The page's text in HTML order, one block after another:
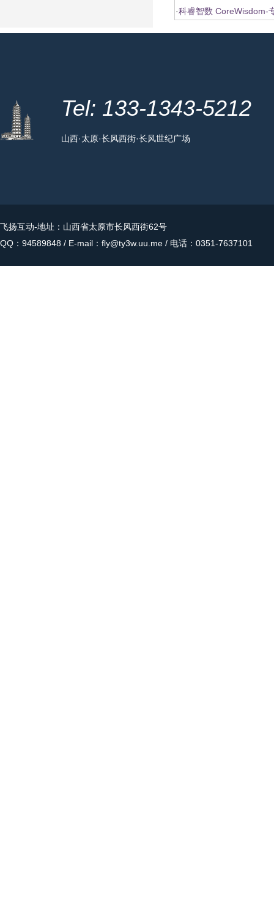
·科睿智数 CoreWisdom-
Tel: 133-1343-5212
山西·太原·长风西街·长风世纪广场
飞扬互动-地址：山西省太原市长风西街62号
QQ：94589848 / E-mail：fly@ty3w.uu.me / 电话：0351-7637101